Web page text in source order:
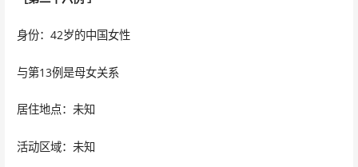
身份：42岁的中国女性
与第13例是母女关系
居住地点：未知
活动区域：未知